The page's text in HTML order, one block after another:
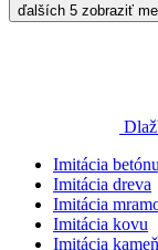
ďalších 5 zobraziť
Imitácia betónu
Imitácia dreva
Imitácia
Imitácia kovu
Imitácia